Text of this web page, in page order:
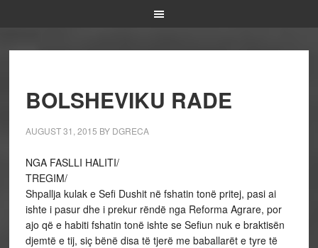
BOLSHEVIKU RADE
AUGUST 31, 2015 BY DGRECA
NGA FASLLI HALITI/
TREGIM/
Shpallja kulak e Sefi Dushit në fshatin tonë pritej, pasi ai
ishte i pasur dhe i prekur rëndë nga Reforma Agrare, por
ajo që e habiti fshatin tonë ishte se Sefiun nuk e braktisën
djemtë e tij, siç bënë disa të tjerë me baballarët e tyre të